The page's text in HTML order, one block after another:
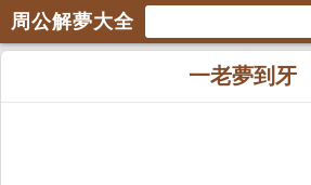
周公解夢大全
一老夢到牙